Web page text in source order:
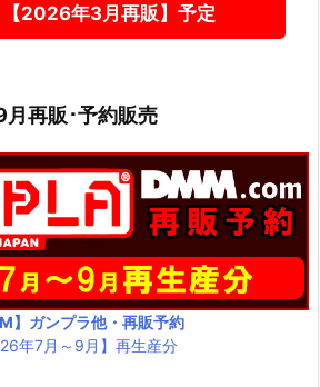
【2026年3月再販】予定
月再販･予約販売
】ガンプラ他・再販予約
年7月～9月】再生産分